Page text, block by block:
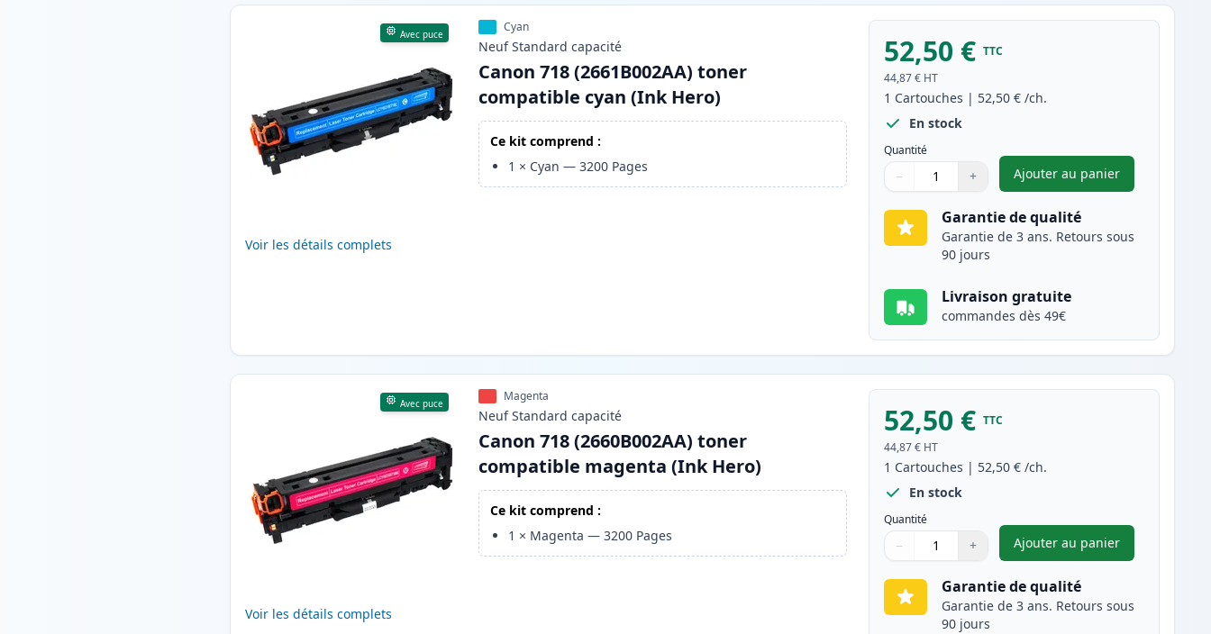
Avec puce
Voir les détails complets
Cyan
Neuf Standard capacité
Canon 718 (2661B002AA) toner
compatible cyan (Ink Hero)
Ce kit comprend :
1 × Cyan —3200 Pages
52,50 € TTC
44,87 € HT
1 Cartouches | 52,50 € /ch.
En stock
Quantité
Quantité
Utilisez les boutons pour ajuster
− +
Quantité
Ajouter au panier
,Canon 718
Garantie de qualité
Garantie de 3 ans. Retours sous
90 jours
Livraison gratuite
commandes dès 49€
Avec puce
Voir les détails complets
Magenta
Neuf Standard capacité
Canon 718 (2660B002AA) toner
compatible magenta (Ink Hero)
Ce kit comprend :
1 × Magenta —3200 Pages
52,50 € TTC
44,87 € HT
1 Cartouches | 52,50 € /ch.
En stock
Quantité
Quantité
Utilisez les boutons pour ajuster
− +
Quantité
Ajouter au panier
,Canon 718
Garantie de qualité
Garantie de 3 ans. Retours sous
90 jours